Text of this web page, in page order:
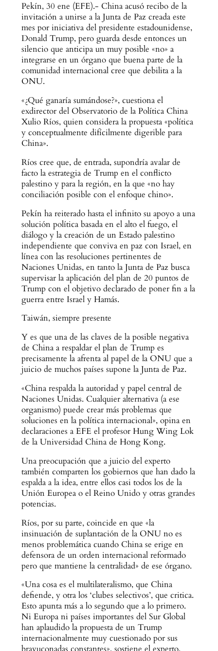
Pekín, 30 ene (EFE).- China acusó recibo de la
invitación a unirse a la Junta de Paz creada este
mes por iniciativa del presidente estadounidense,
Donald Trump, pero guarda desde entonces un
silencio que anticipa un muy posible «no» a
integrarse en un órgano que buena parte de la
comunidad internacional cree que debilita a la
ONU.
«¿Qué ganaría sumándose?», cuestiona el
exdirector del Observatorio de la Política China
Xulio Ríos, quien considera la propuesta «política
y conceptualmente difícilmente digerible para
China».
Ríos cree que, de entrada, supondría avalar de
facto la estrategia de Trump en el conflicto
palestino y para la región, en la que «no hay
conciliación posible con el enfoque chino».
Pekín ha reiterado hasta el infinito su apoyo a una
solución política basada en el alto el fuego, el
diálogo y la creación de un Estado palestino
independiente que conviva en paz con Israel, en
línea con las resoluciones pertinentes de
Naciones Unidas, en tanto la Junta de Paz busca
supervisar la aplicación del plan de 20 puntos de
Trump con el objetivo declarado de poner fin a la
guerra entre Israel y Hamás.
Taiwán, siempre presente
Y es que una de las claves de la posible negativa
de China a respaldar el plan de Trump es
precisamente la afrenta al papel de la ONU que a
juicio de muchos países supone la Junta de Paz.
«China respalda la autoridad y papel central de
Naciones Unidas. Cualquier alternativa (a ese
organismo) puede crear más problemas que
soluciones en la política internacional», opina en
declaraciones a EFE el profesor Hung Wing Lok
de la Universidad China de Hong Kong.
Una preocupación que a juicio del experto
también comparten los gobiernos que han dado la
espalda a la idea, entre ellos casi todos los de la
Unión Europea o el Reino Unido y otras grandes
potencias.
Ríos, por su parte, coincide en que «la
insinuación de suplantación de la ONU no es
menos problemática cuando China se erige en
defensora de un orden internacional reformado
pero que mantiene la centralidad» de ese órgano.
«Una cosa es el multilateralismo, que China
defiende, y otra los ‘clubes selectivos’, que critica.
Esto apunta más a lo segundo que a lo primero.
Ni Europa ni países importantes del Sur Global
han aplaudido la propuesta de un Trump
internacionalmente muy cuestionado por sus